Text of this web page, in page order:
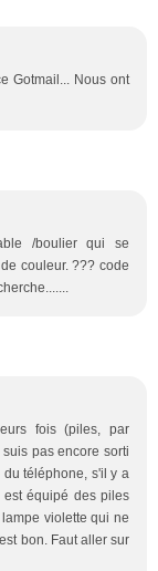
Gotmail... Nous ont
/boulier qui se
couleur. ??? code
fois (piles, par
pas encore sorti
téléphone, s'il y a
équipé des piles
violette qui ne
bon. Faut aller sur